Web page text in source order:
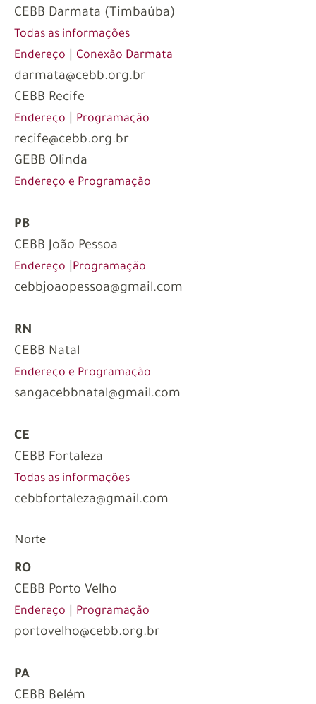
CEBB Darmata (Timbaúba)
Todas as informações
Endereço
Conexão Darmata
darmata@cebb.org.br
CEBB Recife
Endereço Programação
recife@cebb.org.br
GEBB Olinda
Endereço e Programação
PB
CEBB João Pessoa
Endereço Programação
cebbjoaopessoa@gmail.com
RN
CEBB Natal
Endereço e Programação
sangacebbnatal@gmail.com
CE
CEBB Fortaleza
Todas as informações
cebbfortaleza@gmail.com
Norte
RO
CEBB Porto Velho
Endereço Programação
portovelho@cebb.org.br
PA
CEBB Belém